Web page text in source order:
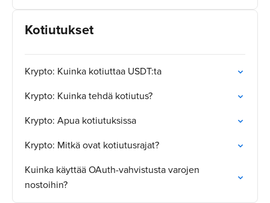
Kotiutukset
Krypto: Kuinka kotiuttaa USDT:ta
Krypto: Kuinka tehdä kotiutus?
Krypto: Apua kotiutuksissa
Krypto: Mitkä ovat kotiutusrajat?
Kuinka käyttää OAuth-vahvistusta varojen
nostoihin?